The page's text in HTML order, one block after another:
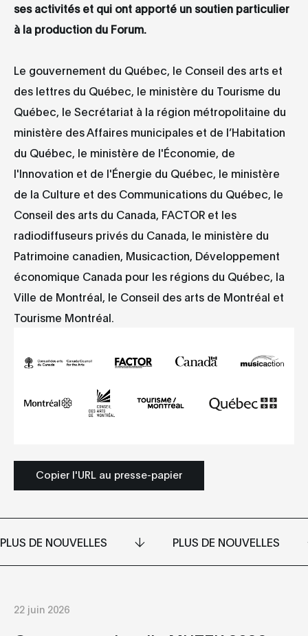
ses activités et qui ont apporté un soutien particulier
à la production du Forum.
Le gouvernement du Québec, le Conseil des arts et
des lettres du Québec, le ministère du Tourisme du
Québec, le Secrétariat à la région métropolitaine du
ministère des Affaires municipales et de l’Habitation
du Québec, le ministère de l'Économie, de
l'Innovation et de l'Énergie du Québec, le ministère
de la Culture et des Communications du Québec, le
Conseil des arts du Canada, FACTOR et les
radiodiffuseurs privés du Canada, le ministère du
Patrimoine canadien, Musicaction, Développement
économique Canada pour les régions du Québec, la
Ville de Montréal, le Conseil des arts de Montréal et
Tourisme Montréal.
Copier l'URL au presse-papier
PLUS DE NOUVELLES PLUS DE NOUVELLES
22 juin 2026